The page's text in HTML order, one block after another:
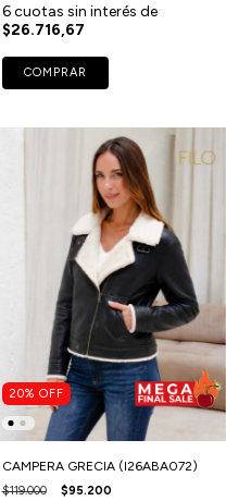
6 cuotas sin interés de
$26.716,67
COMPRAR
20% OFF
CAMPERA GRECIA (I26ABA072)
$119.000 $95.200